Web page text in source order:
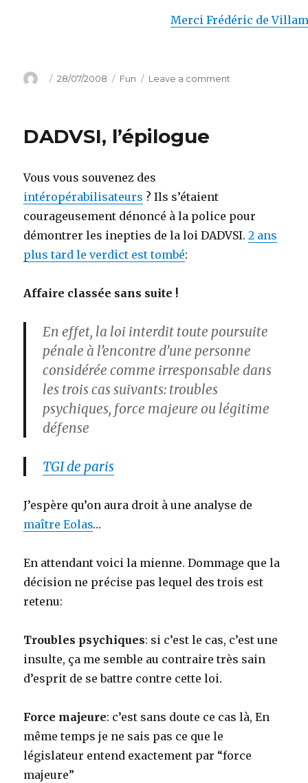
Merci Frédéric de
Author
Posted
28/07/2008 Categories
Fun Leave a comment
DADVSI, l’épilogue
Vous vous souvenez des
intéropérabilisateurs ? Ils s’étaient
courageusement dénoncé à la police pour
démontrer les inepties de la loi DADVSI.2 ans
plus tard le verdict est tombé:
Affaire classée sans suite !
En effet, la loi interdit toute poursuite
pénale à l’encontre d’une personne
considérée comme irresponsable dans
les trois cas suivants: troubles
psychiques, force majeure ou légitime
défense
TGI de paris
J’espère qu’on aura droit à une analyse de
maître Eolas…
En attendant voici la mienne. Dommage que la
décision ne précise pas lequel des trois est
retenu:
Troubles psychiques: si c’est le cas, c’est une
insulte, ça me semble au contraire très sain
d’esprit de se battre contre cette loi.
Force majeure: c’est sans doute ce cas là, En
même temps je ne sais pas ce que le
législateur entend exactement par “force
majeure”